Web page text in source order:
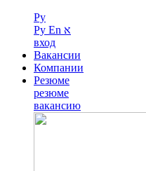
Ру
Ру En א
вход
Вакансии
Компании
Резюме
резюме
вакансию